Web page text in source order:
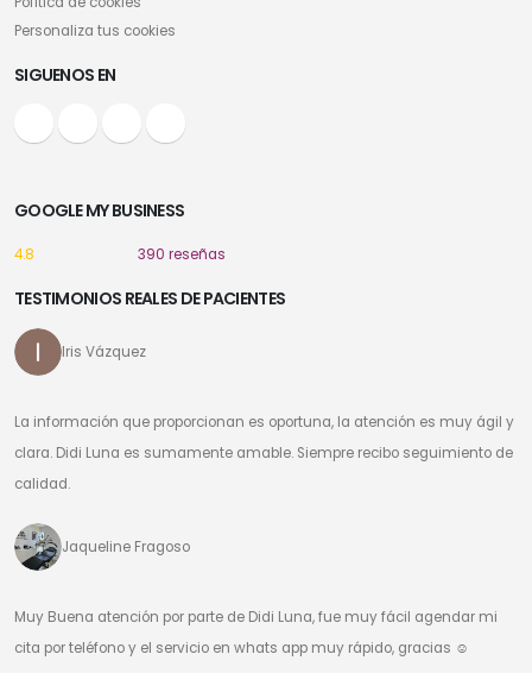
Personaliza tus cookies
SIGUENOS EN
GOOGLE MY BUSINESS
4.8 390 reseñas
TESTIMONIOS REALES DE PACIENTES
Iris Vázquez
La información que proporcionan es oportuna, la atención es muy ágil y
clara. Didi Luna es sumamente amable. Siempre recibo seguimiento de
calidad.
Jaqueline Fragoso
Muy Buena atención por parte de Didi Luna, fue muy fácil agendar mi
cita por teléfono y el servicio en whats app muy rápido, gracias ☺️